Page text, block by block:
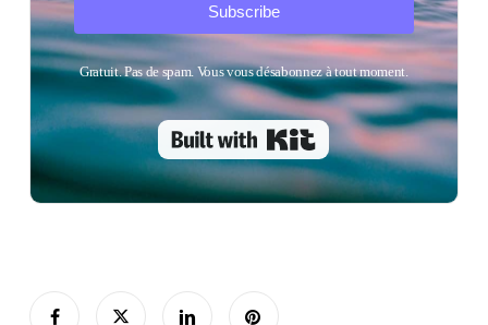
Subscribe
Gratuit. Pas de spam. Vous vous désabonnez à tout moment.
Built with Kit